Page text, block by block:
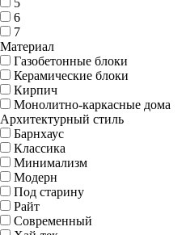
5
6
7
Материал
Газобетонные блоки
Керамические блоки
Кирпич
Монолитно-каркасные дома
Архитектурный стиль
Барнхаус
Классика
Минимализм
Модерн
Под старину
Райт
Современный